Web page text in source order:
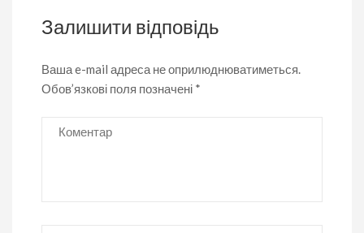
Залишити відповідь
Ваша e-mail адреса не оприлюднюватиметься.
Обов’язкові поля позначені *
Коментар